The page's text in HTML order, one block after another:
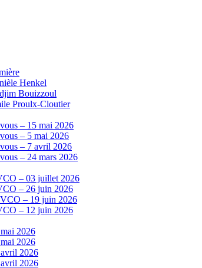
Henkel
Bouizzoul
Proulx-Cloutier
– 15 mai 2026
– 5 mai 2026
– 7 avril 2026
– 24 mars 2026
– 03 juillet 2026
– 26 juin 2026
– 19 juin 2026
– 12 juin 2026
2026
2026
2026
2026